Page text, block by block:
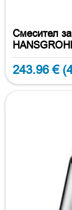
Смесител
243.96 €